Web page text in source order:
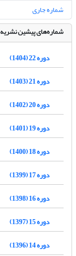
شماره جاری
شماره‌های پیشین نشریه
دوره 22 (1404)
دوره 21 (1403)
دوره 20 (1402)
دوره 19 (1401)
دوره 18 (1400)
دوره 17 (1399)
دوره 16 (1398)
دوره 15 (1397)
دوره 14 (1396)